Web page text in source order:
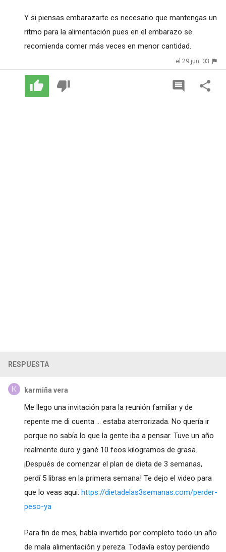
Y si piensas embarazarte es necesario que mantengas un
ritmo para la alimentación pues en el embarazo se
recomienda comer más veces en menor cantidad.
el 29 jun. 03
RESPUESTA
karmiña vera
Me llego una invitación para la reunión familiar y de
repente me di cuenta ... estaba aterrorizada. No quería ir
porque no sabía lo que la gente iba a pensar. Tuve un año
realmente duro y gané 10 feos kilogramos de grasa.
¡Después de comenzar el plan de dieta de 3 semanas,
perdí 5 libras en la primera semana! Te dejo el video para
que lo veas aqui: https://dietadelas3semanas.com/perder-
peso-ya
Para fin de mes, había invertido por completo todo un año
de mala alimentación y pereza. Todavía estoy perdiendo